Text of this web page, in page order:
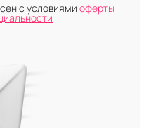
с условиями оферты